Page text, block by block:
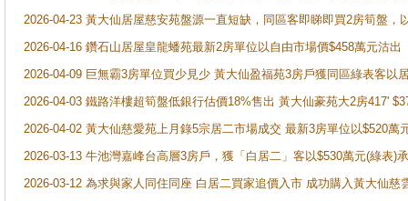
2026-04-23 黃大仙居屋慈安苑盤源一直短缺，同區客即睇即買2房筍盤，
2026-04-16 鑽石山居屋皇龍蟠苑最新2房單位以自由市場價$458萬元沽出
2026-04-09 巨無霸3房單位買少見少 黃大仙盈福苑3房戶獲同區綠表客以
2026-04-03 鐵路洋樓超筍盤低銀行估價18%售出 黃大仙豪苑大2房417'
2026-04-02 黃大仙慈愛苑上月錄5宗居二市場成交 最新3房單位以$520萬
2026-03-13 牛池灣嘉峰台高層3房戶，獲「白居二」客以$530萬元(綠表)
2026-03-12 為求與家人同住同座 白居二買家追價入市 成功購入黃大仙